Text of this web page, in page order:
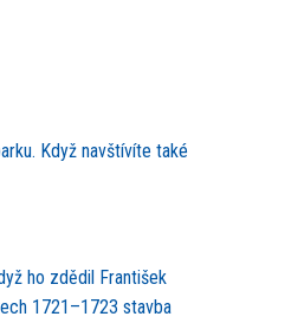
Když navštívíte také
ho zdědil František
1721–1723 stavba